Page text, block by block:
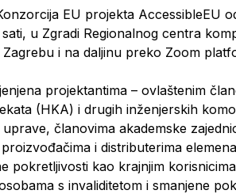
EU projekta AccessibleEU
u Zgradi Regionalnog centra
i na daljinu preko Zoom
projektantima – ovlaštenim
(HKA) i drugih inženjerskih
članovima akademske
i distributerima
pokretljivosti kao krajnjim
s invaliditetom i smanjene